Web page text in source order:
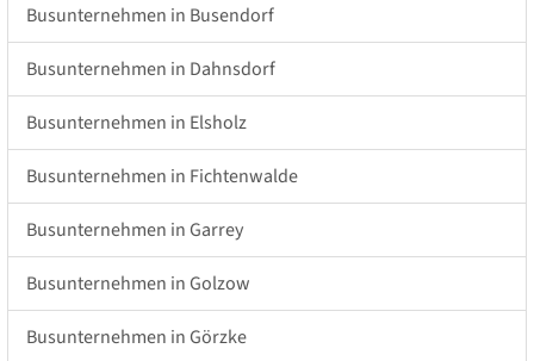
Busunternehmen in Busendorf
Busunternehmen in Dahnsdorf
Busunternehmen in Elsholz
Busunternehmen in Fichtenwalde
Busunternehmen in Garrey
Busunternehmen in Golzow
Busunternehmen in Görzke